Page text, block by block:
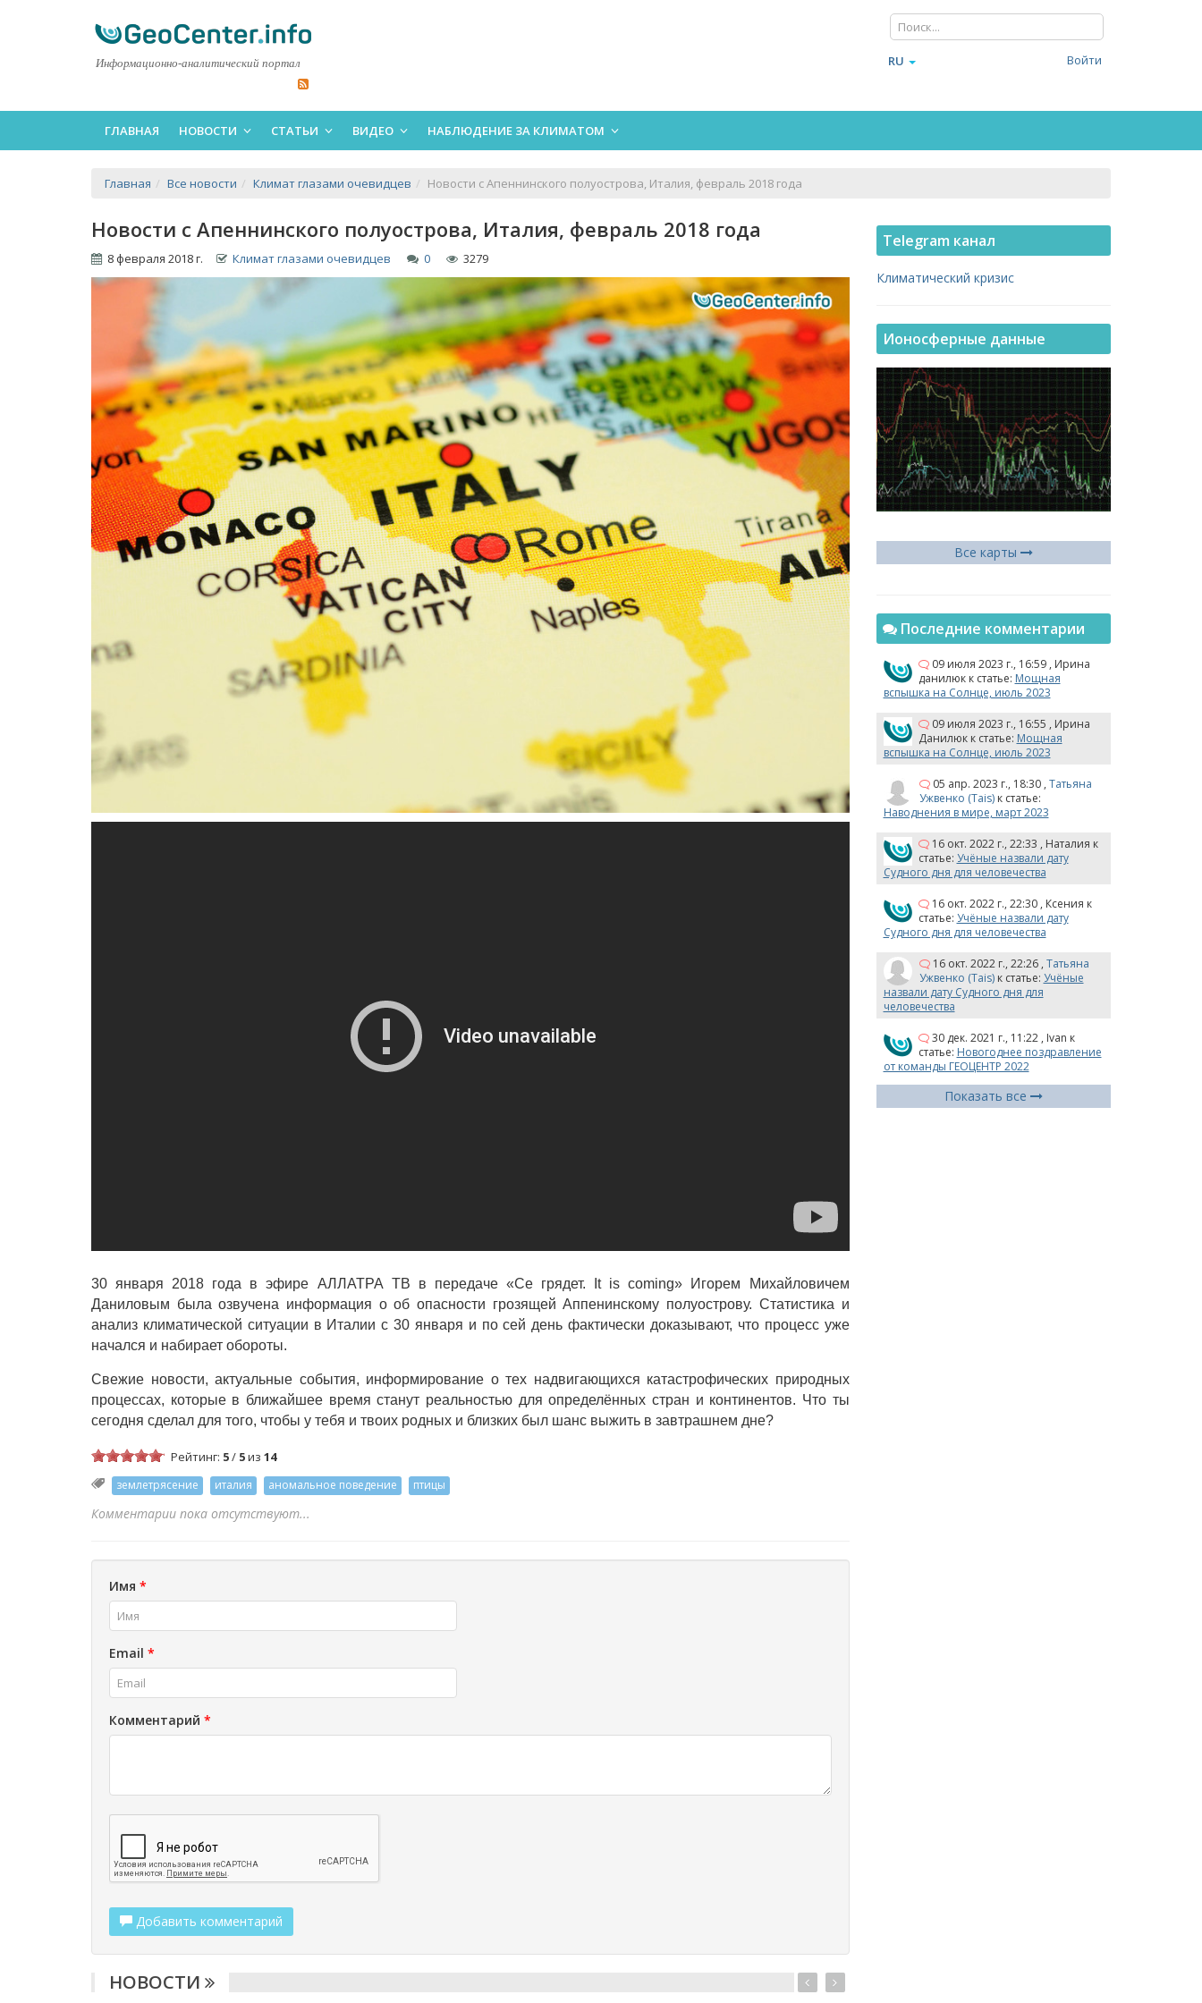
Информационно-аналитический портал RU Войти
ГЛАВНАЯ НОВОСТИ СТАТЬИ ВИДЕО НАБЛЮДЕНИЕ ЗА КЛИМАТОМ
Главная Все новости Климат глазами очевидцев Новости с Апеннинского полуострова, Италия, февраль 2018 года
Новости с Апеннинского полуострова, Италия, февраль 2018 года
8 февраля 2018 г. Климат глазами очевидцев 0 3279
30 января 2018 года в эфире АЛЛАТРА ТВ в передаче «Се грядет. It is coming» Игорем Михайловичем
Даниловым была озвучена информация о об опасности грозящей Аппенинскому полуострову. Статистика и
анализ климатической ситуации в Италии с 30 января и по сей день фактически доказывают, что процесс уже
начался и набирает обороты.
Свежие новости, актуальные события, информирование о тех надвигающихся катастрофических природных
процессах, которые в ближайшее время станут реальностью для определённых стран и континентов. Что ты
сегодня сделал для того, чтобы у тебя и твоих родных и близких был шанс выжить в завтрашнем дне?
Рейтинг: 5/ 5из 14
землетрясение италия аномальное поведение птицы
Комментарии пока отсутствуют...
Имя *
Email *
Комментарий *
Добавить комментарий
НОВОСТИ
Telegram канал
Климатический кризис
Ионосферные данные
Все карты
Последние комментарии
09 июля 2023 г., 16:59 , Ирина
данилюк к статье: Мощная
вспышка на Солнце, июль 2023
09 июля 2023 г., 16:55 , Ирина
Данилюк к статье: Мощная
вспышка на Солнце, июль 2023
05 апр. 2023 г., 18:30 , Татьяна
Ужвенко (Tais) к статье:
Наводнения в мире, март 2023
16 окт. 2022 г., 22:33 , Наталия к
статье: Учёные назвали дату
Судного дня для человечества
16 окт. 2022 г., 22:30 , Ксения к
статье: Учёные назвали дату
Судного дня для человечества
16 окт. 2022 г., 22:26 , Татьяна
Ужвенко (Tais) к статье: Учёные
назвали дату Судного дня для
человечества
30 дек. 2021 г., 11:22 , Ivan к
статье: Новогоднее поздравление
от команды ГЕОЦЕНТР 2022
Показать все